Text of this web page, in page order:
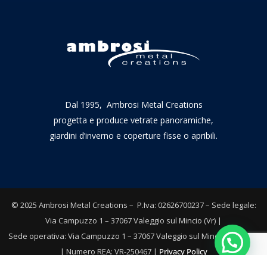
Dal 1995, Ambrosi Metal Creations
progetta e produce vetrate panoramiche,
giardini d’inverno e coperture fisse o apribili.
© 2025 Ambrosi Metal Creations – P.Iva: 02626700237 – Sede legale:
Via Campuzzo 1 – 37067 Valeggio sul Mincio (Vr) |
Sede operativa: Via Campuzzo 1 – 37067 Valeggio sul Mincio – Verona
| Numero REA: VR-250467 | Privacy Policy